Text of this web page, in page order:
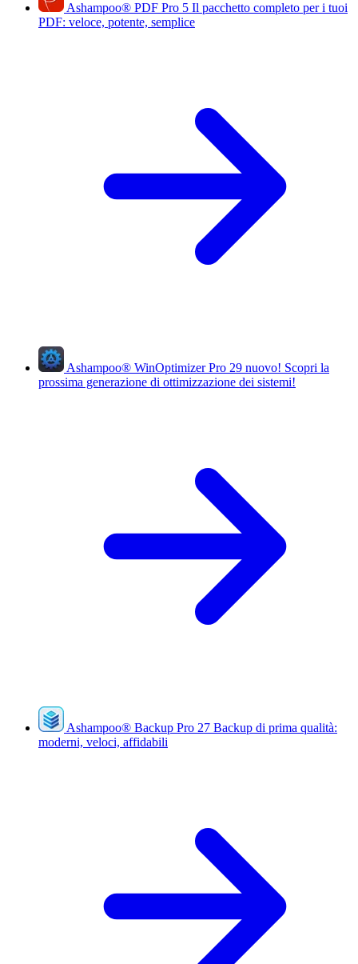
Ashampoo® PDF Pro 5 Il pacchetto completo per i tuoi
PDF: veloce, potente, semplice
Ashampoo® WinOptimizer Pro 29 nuovo! Scopri la
prossima generazione di ottimizzazione dei sistemi!
Ashampoo® Backup Pro 27 Backup di prima qualità:
moderni, veloci, affidabili